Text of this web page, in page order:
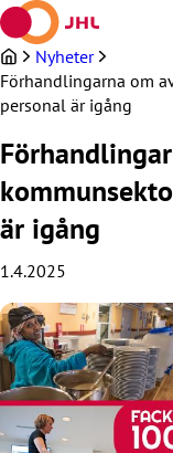
Hoppa
till
innehållet
Nyheter
Förhandlingarna om
personal är igång
är igång
1.4.2025